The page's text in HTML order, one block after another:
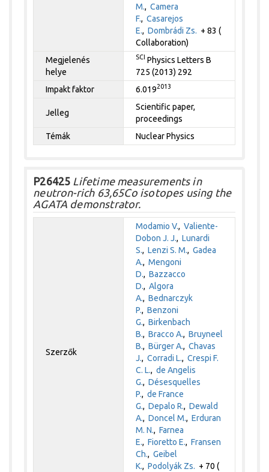
M.,Camera
F.,Casarejos
E.,Dombrádi Zs. + 83 (
Collaboration)
Megjelenés
helye
SCI Physics Letters B
725 (2013) 292
Impakt faktor
6.0192013
Jelleg
Scientific paper,
proceedings
Témák
Nuclear Physics
P26425 Lifetime measurements in
neutron-rich 63,65Co isotopes using the
AGATA demonstrator.
Szerzők
Modamio V.,Valiente-
Dobon J. J.,Lunardi
S.,Lenzi S. M.,Gadea
A.,Mengoni
D.,Bazzacco
D.,Algora
A.,Bednarczyk
P.,Benzoni
G.,Birkenbach
B.,Bracco A.,Bruyneel
B.,Bürger A.,Chavas
J.,Corradi L.,Crespi F.
C. L.,de Angelis
G.,Désesquelles
P.,de France
G.,Depalo R.,Dewald
A.,Doncel M.,Erduran
M. N.,Farnea
E.,Fioretto E.,Fransen
Ch.,Geibel
K.,Podolyák Zs. + 70 (